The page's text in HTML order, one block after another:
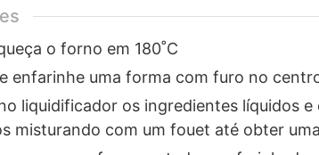
o forno em 180˚C
enfarinhe uma forma com furo no
liquidificador os ingredientes líquidos e
misturando com um fouet até obter